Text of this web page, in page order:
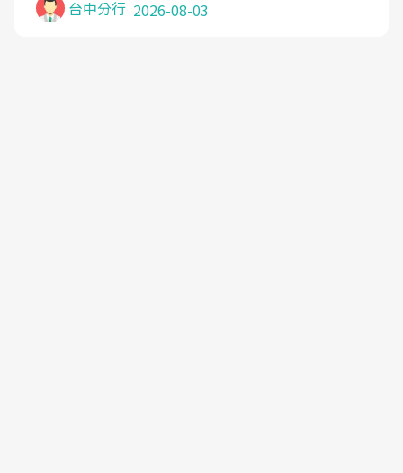
大力推荐!
檢查都懶得做，治療會有用才怪。大家避雷吧！
台中分行 2026-08-03